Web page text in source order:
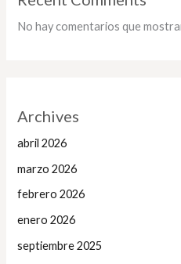
No hay comentarios que
Archives
abril 2026
marzo 2026
febrero 2026
enero 2026
septiembre 2025